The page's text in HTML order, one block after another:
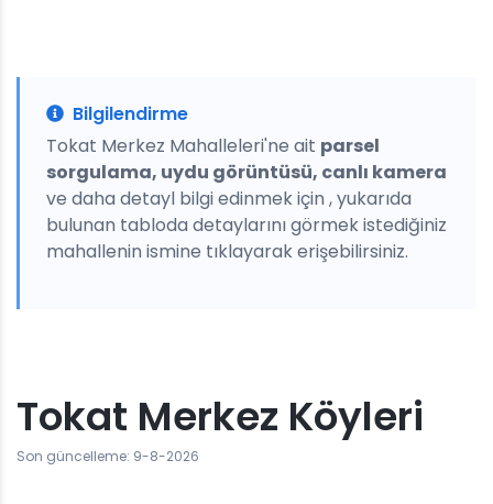
Bilgilendirme
Tokat Merkez Mahalleleri'ne ait parsel
sorgulama, uydu görüntüsü, canlı kamera
ve daha detayl bilgi edinmek için , yukarıda
bulunan tabloda detaylarını görmek istediğiniz
mahallenin ismine tıklayarak erişebilirsiniz.
Tokat Merkez Köyleri
Son güncelleme: 9-8-2026